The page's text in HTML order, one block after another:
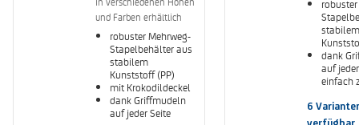
und Farben erhältlich
robuster Mehrweg-
Stapelbehälter aus
stabilem
Kunststoff (PP)
mit Krokodildeckel
dank Griffmudeln
auf jeder Seite
stabilem
dank
auf
einfach
glatter
6